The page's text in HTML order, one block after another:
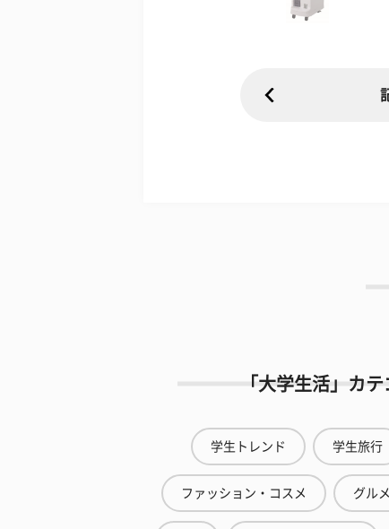
「大学生活」カ
学生トレンド 学生旅行
ファッション・コスメ グルメ